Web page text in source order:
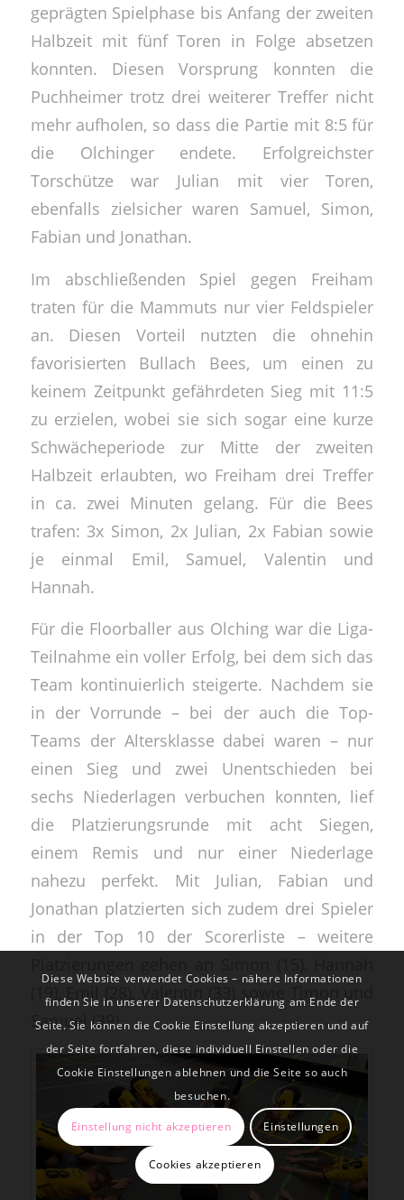
geprägten Spielphase bis Anfang der zweiten
Halbzeit mit fünf Toren in Folge absetzen
konnten. Diesen Vorsprung konnten die
Puchheimer trotz drei weiterer Treffer nicht
mehr aufholen, so dass die Partie mit 8:5 für
die Olchinger endete. Erfolgreichster
Torschütze war Julian mit vier Toren,
ebenfalls zielsicher waren Samuel, Simon,
Fabian und Jonathan.
Im abschließenden Spiel gegen Freiham
traten für die Mammuts nur vier Feldspieler
an. Diesen Vorteil nutzten die ohnehin
favorisierten Bullach Bees, um einen zu
keinem Zeitpunkt gefährdeten Sieg mit 11:5
zu erzielen, wobei sie sich sogar eine kurze
Schwächeperiode zur Mitte der zweiten
Halbzeit erlaubten, wo Freiham drei Treffer
in ca. zwei Minuten gelang. Für die Bees
trafen: 3x Simon, 2x Julian, 2x Fabian sowie
je einmal Emil, Samuel, Valentin und
Hannah.
Für die Floorballer aus Olching war die Liga-
Teilnahme ein voller Erfolg, bei dem sich das
Team kontinuierlich steigerte. Nachdem sie
in der Vorrunde – bei der auch die Top-
Teams der Altersklasse dabei waren – nur
einen Sieg und zwei Unentschieden bei
sechs Niederlagen verbuchen konnten, lief
die Platzierungsrunde mit acht Siegen,
einem Remis und nur einer Niederlage
nahezu perfekt. Mit Julian, Fabian und
Jonathan platzierten sich zudem drei Spieler
in der Top 10 der Scorerliste – weitere
(19), Emil (28), Valentin (33) sowie Timon und
Samuel (39).
Diese Website verwendet Cookies – nähere Informationen
finden Sie in unserer Datenschutzerklärung am Ende der
Seite. Sie können die Cookie Einstellung akzeptieren und auf
der Seite fortfahren, diese individuell Einstellen oder die
Cookie Einstellungen ablehnen und die Seite so auch
besuchen.
Einstellung nicht akzeptieren Einstellungen
Cookies akzeptieren